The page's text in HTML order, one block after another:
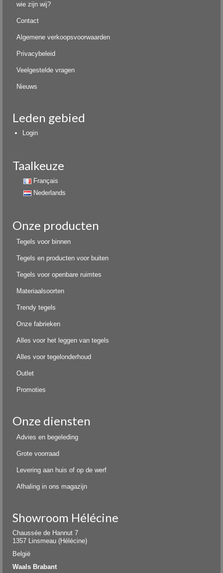
wie zijn wij?
Contact
Algemene verkoopsvoorwaarden
Privacybeleid
Veelgestelde vragen
Nieuws
Leden gebied
Login
Taalkeuze
Français
Nederlands
Onze producten
Tegels voor binnen
Tegels en producten voor buiten
Tegels voor openbare ruimtes
Materiaalsoorten
Trendy tegels
Onze fabrieken
Alles voor het leggen van tegels
Alles voor tegelonderhoud
Outlet
Promoties
Onze diensten
Advies en begeleding
Grote voorraad
Levering aan huis of op de werf
Afhaling in ons magazijn
Showroom Hélécine
Chaussée de Hannut 7
1357 Linsmeau (Hélécine)
België
Waals Brabant